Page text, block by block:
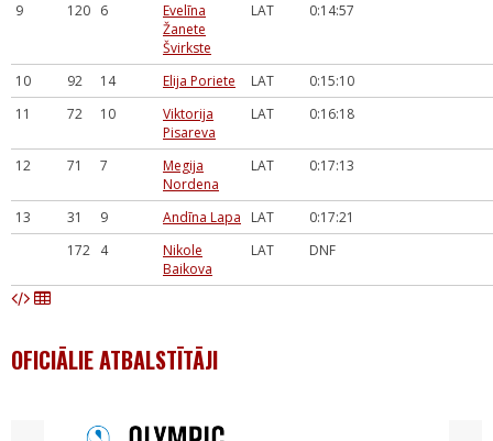
9 120 6
Evelīna
Žanete
Švirkste
LAT 0:14:57
10 92 14 Elija Poriete LAT
0:15:10
11
72 10
Viktorija
Pisareva
LAT 0:16:18
12 71 7
Megija
Nordena
LAT 0:17:13
13 31 9 Andīna Lapa LAT
0:17:21
172 4
Nikole
Baikova
LAT DNF
OFICIĀLIE ATBALSTĪTĀJI